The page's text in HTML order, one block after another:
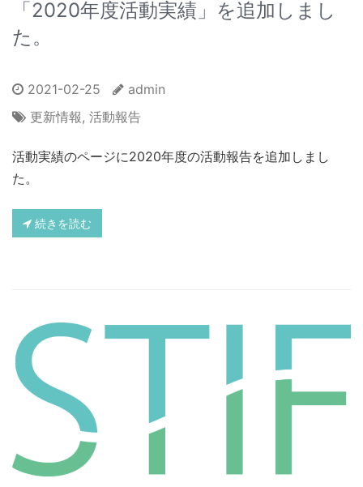
「2020年度活動実績」を追加しまし
た。
2021-02-25
admin
更新情報 , 活動報告
活動実績のページに2020年度の活動報告を追加しまし
た。
続きを読む